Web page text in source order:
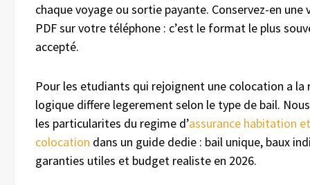
chaque voyage ou sortie payante. Conservez-en une
PDF sur votre téléphone : c’est le format le plus
accepté.
Pour les etudiants qui rejoignent une colocation a la
logique differe legerement selon le type de bail.
les particularites du regime d’assurance habitation
colocation dans un guide dedie : bail unique, baux
garanties utiles et budget realiste en 2026.